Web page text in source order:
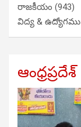
రాజకీయం (943)
విద్య & ఉద్యోగము
ఆంధ్రప్రదేశ్